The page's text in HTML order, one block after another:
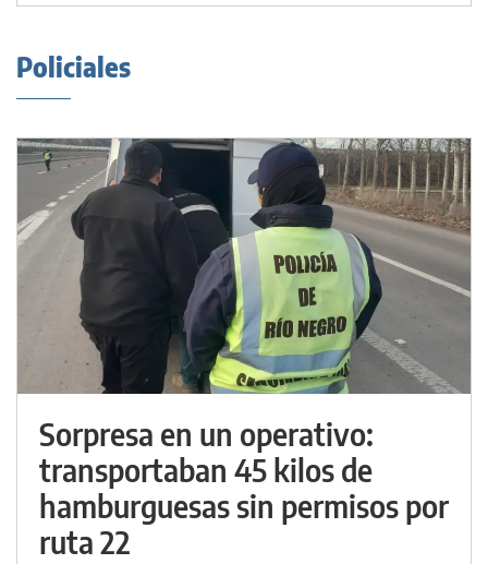
Policiales
Sorpresa en un operativo:
transportaban 45 kilos de
hamburguesas sin permisos por
ruta 22